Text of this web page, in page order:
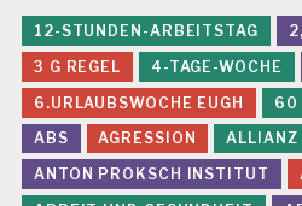
N
P
S
Y
C
H
IS
C
12-STUNDEN-ARBEITSTAG
3 G REGEL
4-TAGE-WOCHE
6.URLAUBSWOCHE EUGH
60
ABS
AGRESSION
ALLIANZ
ANTON PROKSCH INSTITUT